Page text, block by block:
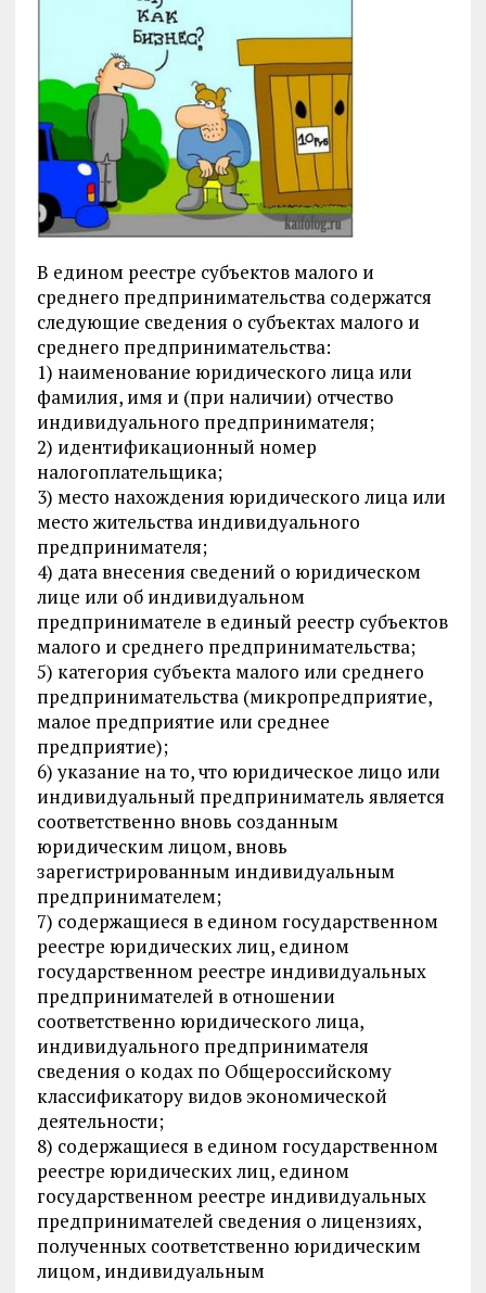
В едином реестре субъектов малого и
среднего предпринимательства содержатся
следующие сведения о субъектах малого и
среднего предпринимательства:
1) наименование юридического лица или
фамилия, имя и (при наличии) отчество
индивидуального предпринимателя;
2) идентификационный номер
налогоплательщика;
3) место нахождения юридического лица или
место жительства индивидуального
предпринимателя;
4) дата внесения сведений о юридическом
лице или об индивидуальном
предпринимателе в единый реестр субъектов
малого и среднего предпринимательства;
5) категория субъекта малого или среднего
предпринимательства (микропредприятие,
малое предприятие или среднее
предприятие);
6) указание на то, что юридическое лицо или
индивидуальный предприниматель является
соответственно вновь созданным
юридическим лицом, вновь
зарегистрированным индивидуальным
предпринимателем;
7) содержащиеся в едином государственном
реестре юридических лиц, едином
государственном реестре индивидуальных
предпринимателей в отношении
соответственно юридического лица,
индивидуального предпринимателя
сведения о кодах по Общероссийскому
классификатору видов экономической
деятельности;
8) содержащиеся в едином государственном
реестре юридических лиц, едином
государственном реестре индивидуальных
предпринимателей сведения о лицензиях,
полученных соответственно юридическим
лицом, индивидуальным